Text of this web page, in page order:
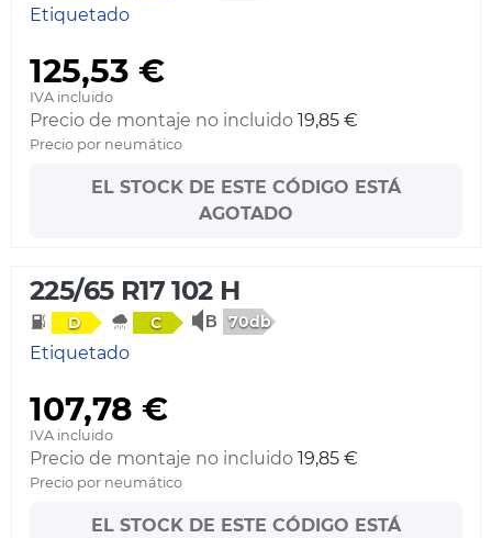
Etiquetado
125,53 €
IVA incluido
Precio de montaje no incluido 19,85 €
Precio por neumático
EL STOCK DE ESTE CÓDIGO ESTÁ
AGOTADO
225/65 R17 102 H
D C 70db
Etiquetado
107,78 €
IVA incluido
Precio de montaje no incluido 19,85 €
Precio por neumático
EL STOCK DE ESTE CÓDIGO ESTÁ